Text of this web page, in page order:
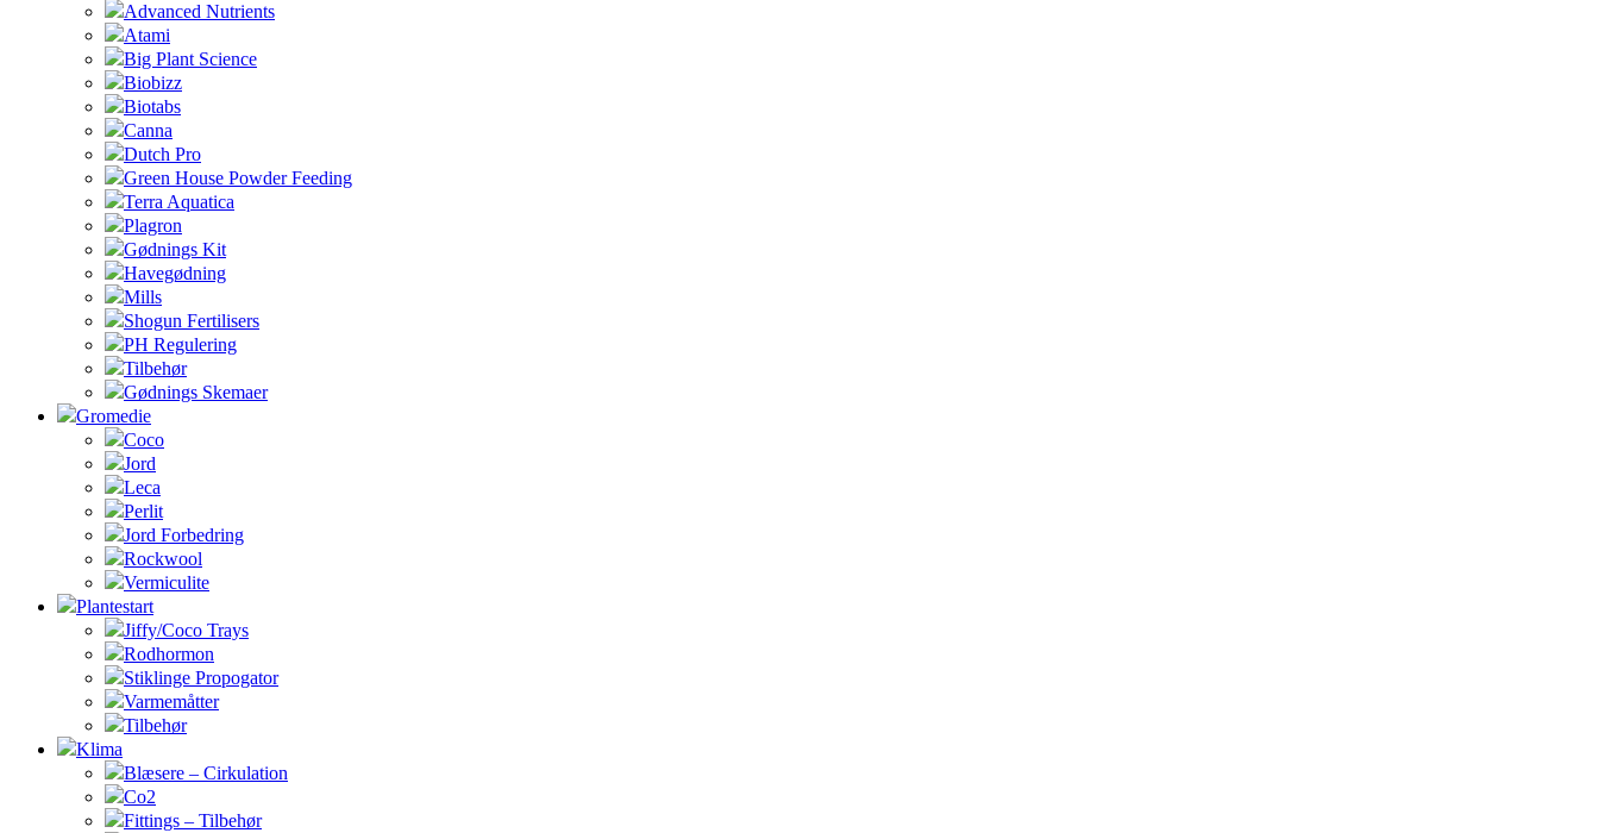
Advanced Nutrients
Atami
Big Plant Science
Biobizz
Biotabs
Canna
Dutch Pro
Green House Powder Feeding
Terra Aquatica
Plagron
Gødnings Kit
Havegødning
Mills
Shogun Fertilisers
PH Regulering
Tilbehør
Gødnings Skemaer
Gromedie
Coco
Jord
Leca
Perlit
Jord Forbedring
Rockwool
Vermiculite
Plantestart
Jiffy/Coco Trays
Rodhormon
Stiklinge Propogator
Varmemåtter
Tilbehør
Klima
Blæsere – Cirkulation
Co2
Fittings – Tilbehør